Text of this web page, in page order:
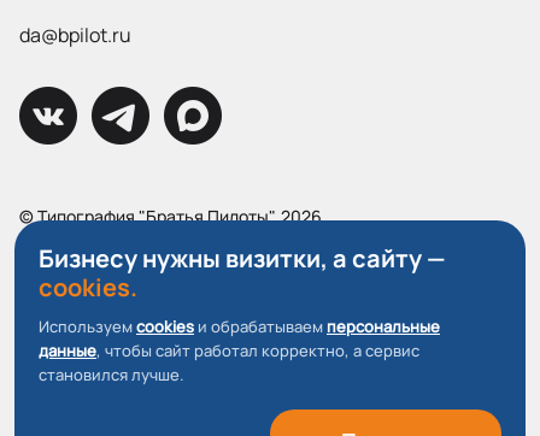
da@bpilot.ru
© Типография "Братья Пилоты", 2026
Все права защищены.
Политика конфиденциальности
Пользовательское соглашение
О файлах Cookie
Бизнесу нужны визитки, а сайту —
cookies.
Используемcookies и обрабатываем персональные
данные, чтобы сайт работал корректно, а сервис
становился лучше.